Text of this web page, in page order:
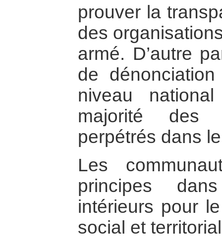
prouver la
des
armé. D’autre
de
niveau
majorité des
perpétrés dans
Les
principes
intérieurs pour
social et